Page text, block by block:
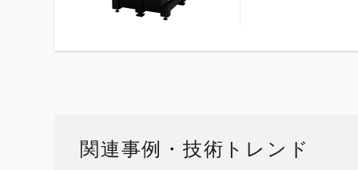
関連事例・技術トレンド